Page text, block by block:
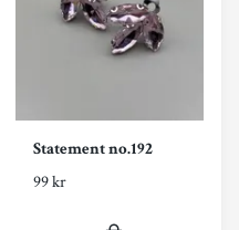
Statement no.192
99 kr